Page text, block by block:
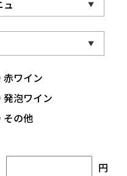
赤ワイン
発泡ワイン
その他
円